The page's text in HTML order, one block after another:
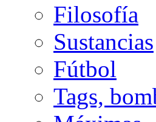
Filosofía
Sustancias
Fútbol
Tags,